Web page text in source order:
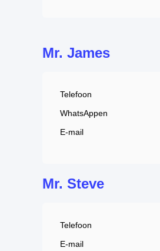
Mr. James
Telefoon
WhatsAppen
E-mail
Mr. Steve
Telefoon
E-mail